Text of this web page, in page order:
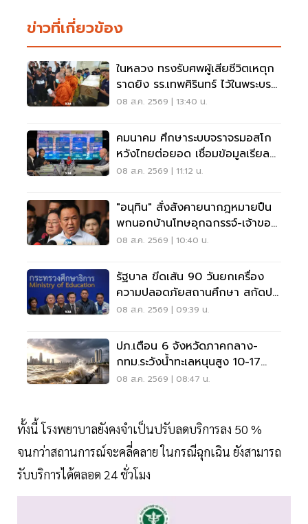
ข่าวที่เกี่ยวข้อง
ในหลวง ทรงรับศพผู้เสียชีวิตเหตุก
ราดยิง รร.เทพศิรินทร์ ไว้ในพระบรม
ราชานุเคราะห์
08 ส.ค. 2569 | 13:40 น.
คมนาคม ศึกษาระบบจราจรมอสโก
หวังไทยต่อยอด เชื่อมข้อมูลเรียล
ไทม์ แก้รถติด
08 ส.ค. 2569 | 11:12 น.
"อนุทิน" สั่งสังคายนากฎหมายปืน
พกนอกบ้านโทษอุกฉกรรจ์-เจ้าของ
โดนหนัก
08 ส.ค. 2569 | 10:40 น.
รัฐบาล ขีดเส้น 90 วันยกเครื่อง
ความปลอดภัยสถานศึกษา สกัดปม
บูลลี่
08 ส.ค. 2569 | 09:39 น.
ปภ.เตือน 6 จังหวัดภาคกลาง-
กทม.ระวังน้ำทะเลหนุนสูง 10-17
ส.ค.69
08 ส.ค. 2569 | 08:47 น.
ทั้งนี้ โรงพยาบาลยังคงจำเป็นปรับลดบริการลง 50 %
จนกว่าสถานการณ์จะคลี่คลาย ในกรณีฉุกเฉิน ยังสามารถ
รับบริการได้ตลอด 24 ชั่วโมง